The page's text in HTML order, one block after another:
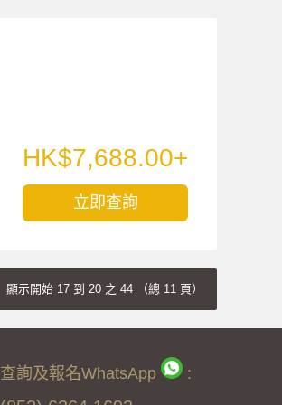
HK$7,688.00+
立即查詢
顯示開始 17 到 20 之 44 （總 11 頁）
查詢及報名WhatsApp :